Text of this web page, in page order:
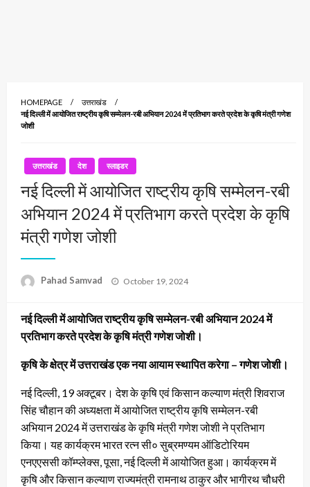
HOMEPAGE
उत्तराखंड
नई दिल्ली में आयोजित राष्ट्रीय कृषि सम्मेलन-रबी अभियान 2024 में प्रतिभाग करते प्रदेश के कृषि मंत्री गणेश
जोशी
उत्तराखंड देश स्लाइडर
नई दिल्ली में आयोजित राष्ट्रीय कृषि सम्मेलन-रबी
अभियान 2024 में प्रतिभाग करते प्रदेश के कृषि
मंत्री गणेश जोशी
Pahad Samvad
Posted
October 19, 2024
नई दिल्ली में आयोजित राष्ट्रीय कृषि सम्मेलन-रबी अभियान 2024 में
प्रतिभाग करते प्रदेश के कृषि मंत्री गणेश जोशी।
कृषि के क्षेत्र में उत्तराखंड एक नया आयाम स्थापित करेगा – गणेश जोशी।
नई दिल्ली, 19 अक्टूबर। देश के कृषि एवं किसान कल्याण मंत्री शिवराज
सिंह चौहान की अध्यक्षता में आयोजित राष्ट्रीय कृषि सम्मेलन-रबी
अभियान 2024 में उत्तराखंड के कृषि मंत्री गणेश जोशी ने प्रतिभाग
किया। यह कार्यक्रम भारत रत्न सी० सुब्रमण्यम ऑडिटोरियम
एनएएससी कॉम्प्लेक्स, पूसा, नई दिल्ली में आयोजित हुआ। कार्यक्रम में
कृषि और किसान कल्याण राज्यमंत्री रामनाथ ठाकुर और भागीरथ चौधरी